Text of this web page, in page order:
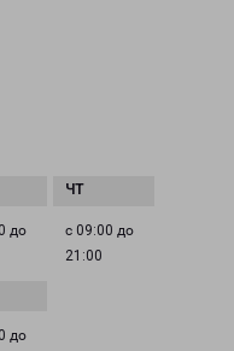
до
с 09:00 до
21:00
до